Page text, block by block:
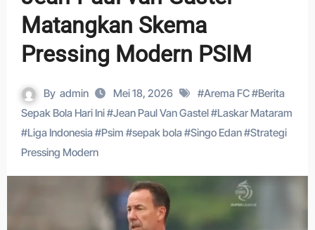
Matangkan Skema
Pressing Modern PSIM
By admin Mei 18, 2026 #Arema FC#Berita
Sepak Bola Hari Ini#Jean Paul Van Gastel#Laskar Mataram
#Liga Indonesia#Psim #sepak bola#Singo Edan#Strategi
Pressing Modern